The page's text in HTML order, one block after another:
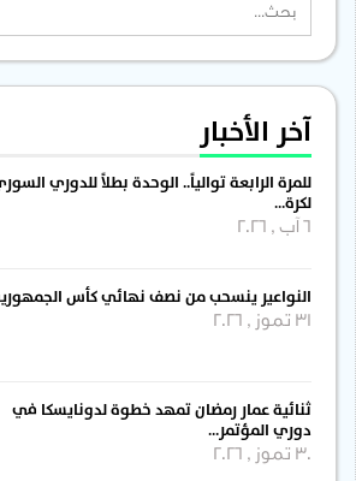
آخر الأخبار
للمرة الرابعة توالياً.. الوحدة بطلاً للدوري السوري
لكرة…
النواعير ينسحب من نصف نهائي كأس الجمهورية
31 تموز , 2026
ثنائية عمار رمضان تمهد خطوة لدونايسكا في
دوري المؤتمر…
30 تموز , 2026